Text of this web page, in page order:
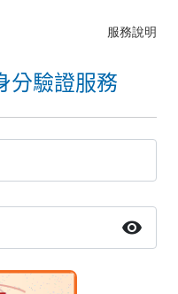
服務說明
分驗證服務
visibility